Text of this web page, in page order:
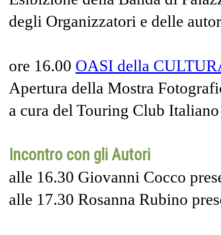
degli Organizzatori e delle
ore 16.00 OASI della
Apertura della Mostra
a cura del Touring Club Italiano
Incontro con gli Autori
alle 16.30 Giovanni Cocco
alle 17.30 Rosanna Rubino